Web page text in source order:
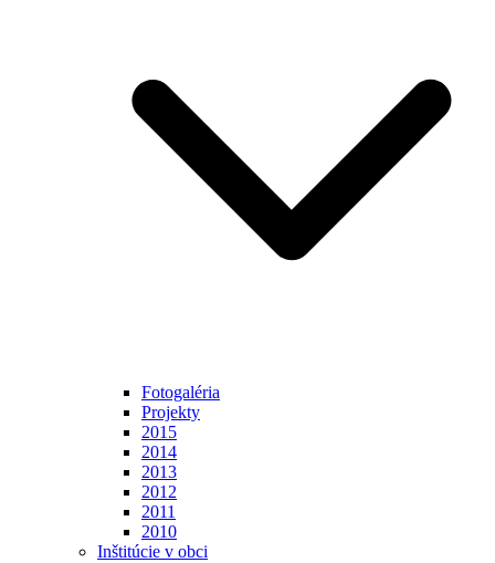
Fotogaléria
Projekty
2015
2014
2013
2012
2011
2010
Inštitúcie v obci